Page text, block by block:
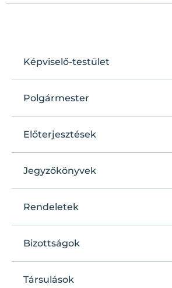
Képviselő-testület
Polgármester
Előterjesztések
Jegyzőkönyvek
Rendeletek
Bizottságok
Társulások